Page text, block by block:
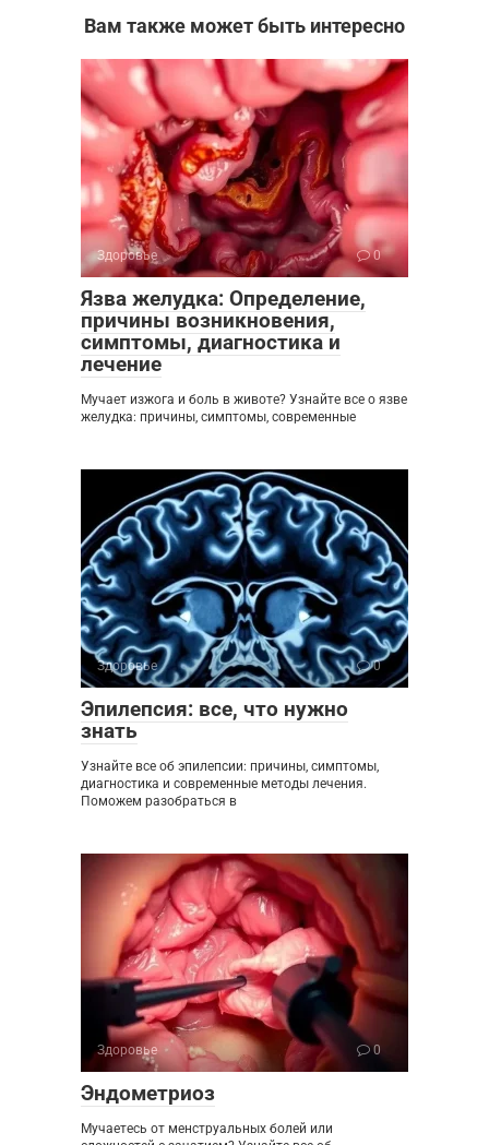
Вам также может быть интересно
Здоровье 0
Язва желудка: Определение,
причины возникновения,
симптомы, диагностика и
лечение
Мучает изжога и боль в животе? Узнайте все о язве
желудка: причины, симптомы, современные
Здоровье 0
Эпилепсия: все, что нужно
знать
Узнайте все об эпилепсии: причины, симптомы,
диагностика и современные методы лечения.
Поможем разобраться в
Здоровье 0
Эндометриоз
Мучаетесь от менструальных болей или